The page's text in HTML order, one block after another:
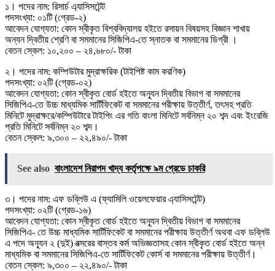
১। পদের নাম: রিসার্চ এ্যাসিসটেন্ট
পদসংখ্যা: ০১টি (গ্রেড-২)
আবেদন যোগ্যতা: কোন স্বীকৃত বিশ্ববিদ্যালয় হইতে রসায়ন বিষয়সহ বিজ্ঞান শাখায়
অন্যন দ্বিতীয় শ্রেণি বা সমমানের সিজিপিএ-তে স্নাতক বা সমমানের ডিগ্রী ।
বেতন স্কেল: ১০,২০০ – ২৪,৬৮০/- টাকা
২। পদের নাম: কম্পিউটার মুদ্রাক্ষরিক (টাইপিষ্ট কাম করণিক)
পদসংখ্যা: ০২টি (গ্রেড-০২)
আবেদন যোগ্যতা: কোন স্বীকৃত বাের্ড হইতে অন্যূন দ্বিতীয় বিভাগ বা সমমানের
সিজিপিএ-তে উচ্চ মাধ্যমিক সার্টিফিকেট বা সমমানের পরীক্ষায় উত্তীর্ণ, তৎসহ প্রতি
মিনিটে মুদ্রাক্ষরে/কম্পিউটারে টাইপিং এর গতি বাংলা মিনিটে সর্বনিম্ন ২০ শব্দ এবং ইংরেজি
প্রতি মিনিটে সর্বনিম্ন ২০ শব্দ।
বেতন স্কেল: ৯,৩০০ – ২২,৪৯০/- টাকা
See also বাংলাদেশ নিরাপদ খাদ্য কর্তৃপক্ষে ৯ম গ্রেডে চাকরি
৩। পদের নাম: এফ ডব্লিউ এ (ফ্যামিলি ওয়েলফেয়ার এ্যাসিসটেন্ট)
পদসংখ্যা: ০২টি (গ্রেড-১৬)
আবেদন যোগ্যতা: কোন স্বীকৃত বাের্ড হইতে অন্যূন দ্বিতীয় বিভাগ বা সমমানের
সিজিপিএ- তে উচ্চ মাধ্যমিক সার্টিফিকেট বা সমমানের পরীক্ষায় উত্তীর্ণ অথবা এফ ডব্লিউ
এ পদে অন্যূন ২ (দুই) বত্সরের বাস্তব কর্ম অভিজ্ঞতাসহ কোন স্বীকৃত বাের্ড হইতে অন্ন
মাধ্যমিক বা সমমানের সিজিপিএ-তে সার্টিফিকেট কোর্স বা সমমানের পরীক্ষায় উত্তীর্ণ।
বেতন স্কেল: ৯,৩০০ – ২২,৪৯০/- টাকা